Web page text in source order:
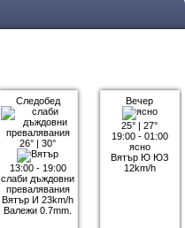
Следобед
26° |30°
13:00 - 19:00
слаби дъждовни
превалявания
Вятър И 23km/h
Валежи 0.7mm.
Вечер
25° |27°
19:00 - 01:00
ясно
Вятър Ю ЮЗ
12km/h